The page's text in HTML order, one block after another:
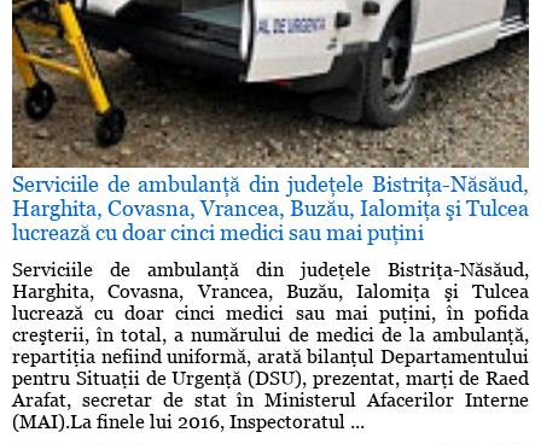
Serviciile de ambulanţă din judeţele Bistriţa-Năsăud,
Harghita, Covasna, Vrancea, Buzău, Ialomiţa şi Tulcea
lucrează cu doar cinci medici sau mai puţini
Serviciile de ambulanţă din judeţele Bistriţa-Năsăud,
Harghita, Covasna, Vrancea, Buzău, Ialomiţa şi Tulcea
lucrează cu doar cinci medici sau mai puţini, în pofida
creşterii, în total, a numărului de medici de la ambulanţă,
repartiţia nefiind uniformă, arată bilanţul Departamentului
pentru Situaţii de Urgenţă (DSU), prezentat, marţi de Raed
Arafat, secretar de stat în Ministerul Afacerilor Interne
(MAI).La finele lui 2016, Inspectoratul ...